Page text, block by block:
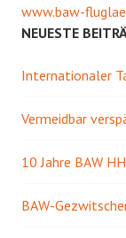
www.baw-
NEUESTE
Internationaler
Vermeidbar
10 Jahre BAW
BAW-